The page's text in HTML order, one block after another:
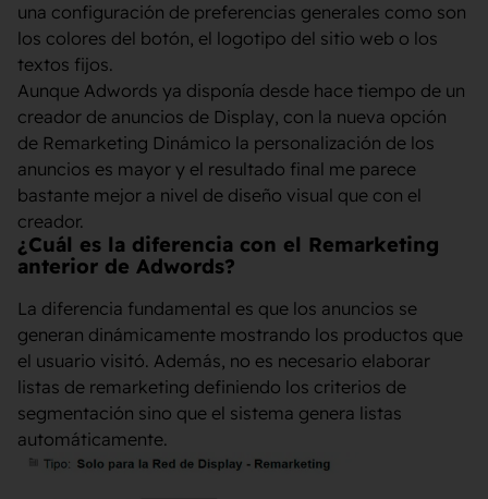
una configuración de preferencias generales como son
los colores del botón, el logotipo del sitio web o los
textos fijos.
Aunque Adwords ya disponía desde hace tiempo de un
creador de anuncios de Display, con la nueva opción
de Remarketing Dinámico la personalización de los
anuncios es mayor y el resultado final me parece
bastante mejor a nivel de diseño visual que con el
creador.
¿Cuál es la diferencia con el Remarketing
anterior de Adwords?
La diferencia fundamental es que los anuncios se
generan dinámicamente mostrando los productos que
el usuario visitó. Además, no es necesario elaborar
listas de remarketing definiendo los criterios de
segmentación sino que el sistema genera listas
automáticamente.